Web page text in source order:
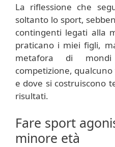
La riflessione che
soltanto lo sport,
contingenti legati alla
praticano i miei figli,
metafora di
competizione,
e dove si costruiscono
risultati.
Fare sport
minore età